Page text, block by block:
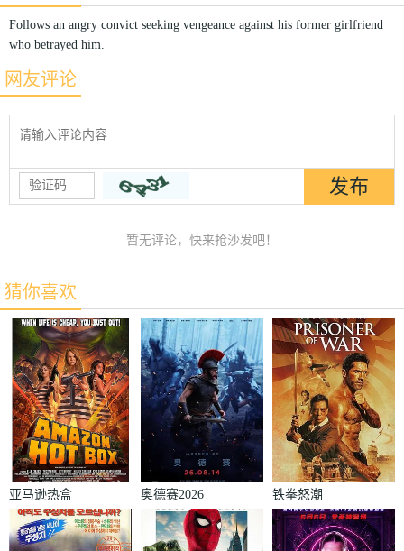
Follows an angry convict seeking vengeance against his former girlfriend
who betrayed him.
网友评论
暂无评论，快来抢沙发吧！
猜你喜欢
亚马逊热盒 奥德赛2026 铁拳怒潮